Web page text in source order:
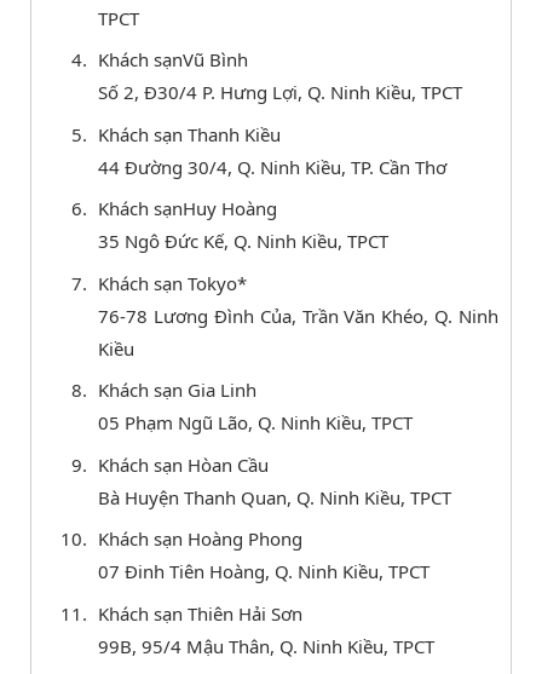
TPCT
Khách sạnVũ Bình
Số 2, Đ30/4 P. Hưng Lợi, Q. Ninh Kiều, TPCT
Khách sạn Thanh Kiều
44 Đường 30/4, Q. Ninh Kiều, TP. Cần Thơ
Khách sạnHuy Hoàng
35 Ngô Đức Kế, Q. Ninh Kiều, TPCT
Khách sạn Tokyo*
76-78 Lương Đình Của, Trần Văn Khéo, Q. Ninh
Kiều
Khách sạn Gia Linh
05 Phạm Ngũ Lão, Q. Ninh Kiều, TPCT
Khách sạn Hòan Cầu
Bà Huyện Thanh Quan, Q. Ninh Kiều, TPCT
Khách sạn Hoàng Phong
07 Đinh Tiên Hoàng, Q. Ninh Kiều, TPCT
Khách sạn Thiên Hải Sơn
99B, 95/4 Mậu Thân, Q. Ninh Kiều, TPCT